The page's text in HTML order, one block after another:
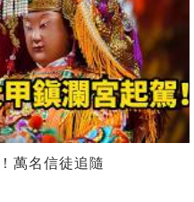
萬名信徒追隨